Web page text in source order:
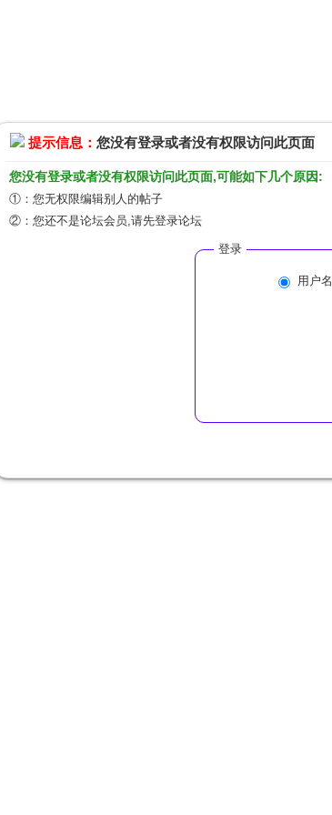
提示信息： 您没有登录或者没有权限访问此页面
您没有登录或者没有权限访问此页面,可能如下几个原因:
①：您无权限编辑别人的帖子
②：您还不是论坛会员,请先登录论坛
登录
用户名